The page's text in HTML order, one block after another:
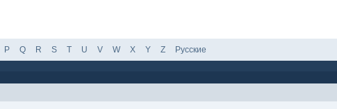
P Q R S T U V W X Y Z Русские